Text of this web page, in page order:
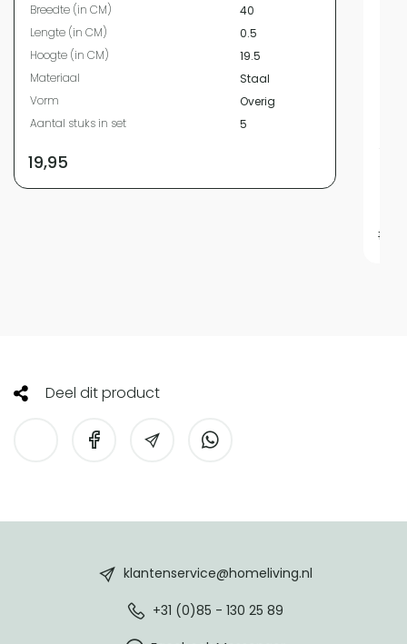
Breedte (in CM)
40
Lengte (in CM)
0.5
Hoogte (in CM)
19.5
Materiaal
Staal
Vorm
Overig
Aantal stuks in set
5
19,95
11,95
Deel dit product
klantenservice@homeliving.nl
+31 (0)85 - 130 25 89